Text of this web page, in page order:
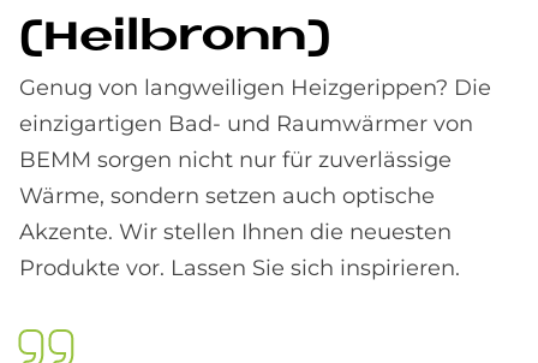
(Heil­bronn)
Genug von langweiligen Heizgerippen? Die
einzigartigen Bad- und Raumwärmer von
BEMM sorgen nicht nur für zuverlässige
Wärme, sondern setzen auch optische
Akzente. Wir stellen Ihnen die neuesten
Produkte vor. Lassen Sie sich inspirieren.